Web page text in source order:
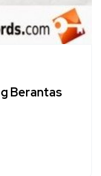
Berantas